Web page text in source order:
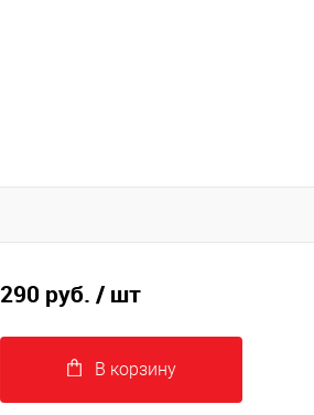
290 руб. / шт
В корзину